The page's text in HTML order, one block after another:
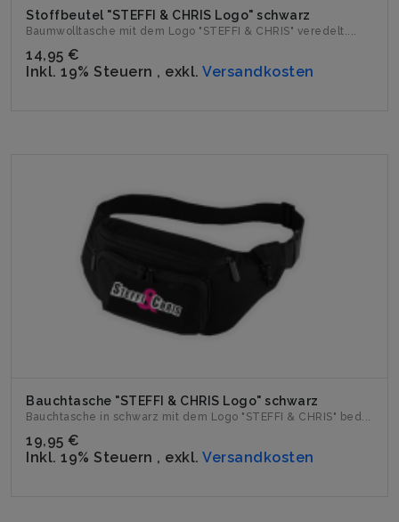
Stoffbeutel "STEFFI & CHRIS Logo" schwarz
Baumwolltasche mit dem Logo "STEFFI & CHRIS" veredelt....
14,95 €
Inkl. 19% Steuern , exkl. Versandkosten
Bauchtasche "STEFFI & CHRIS Logo" schwarz
Bauchtasche in schwarz mit dem Logo "STEFFI & CHRIS" bed...
19,95 €
Inkl. 19% Steuern , exkl. Versandkosten